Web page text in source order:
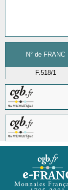
N° de FRANC
F.518/1